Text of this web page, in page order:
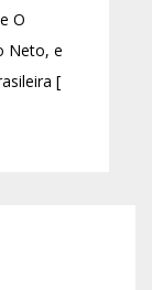
O
Neto, e
[